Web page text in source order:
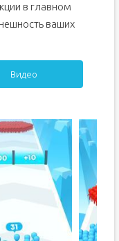
в главном
ваших
Видео